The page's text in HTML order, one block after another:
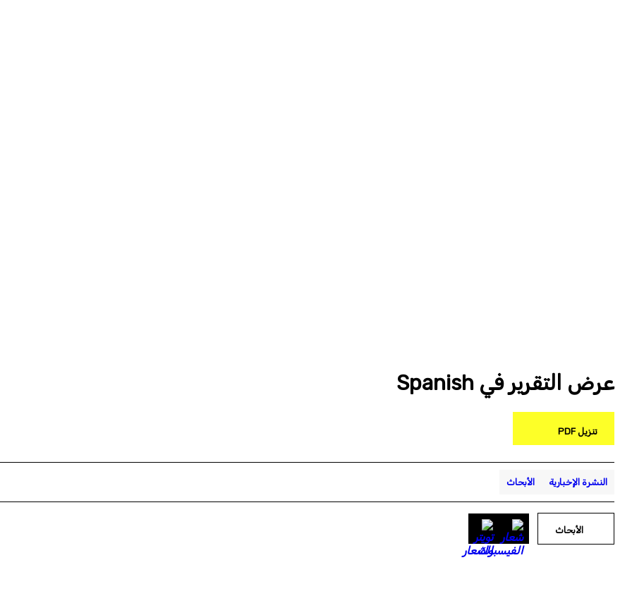
عرض التقرير في Spanish
تنزيل PDF
النشرة الإخبارية الأبحاث
الأبحاث